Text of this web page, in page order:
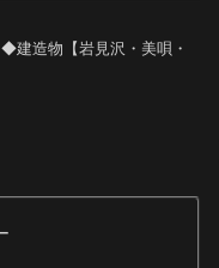
◆建造物【岩見沢・美唄・